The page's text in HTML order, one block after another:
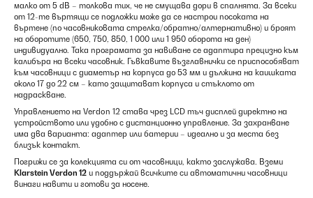
малко от 5 dB – толкова тих, че не смущава дори в спалнята. За всеки
от 12-те въртящи се подложки може да се настрои посоката на
въртене (по часовниковата стрелка/обратно/алтернативно) и броят
на оборотите (650, 750, 850, 1 000 или 1 950 оборота на ден)
индивидуално. Така програмата за навиване се адаптира прецизно към
калибъра на всеки часовник. Гъвкавите възглавнички се приспособяват
към часовници с диаметър на корпуса до 53 мм и дължина на каишката
около 17 до 22 см – като защитават корпуса и стъклото от
надраскване.
Управлението на Verdon 12 става чрез LCD тъч дисплей директно на
устройството или удобно с дистанционно управление. За захранване
има два варианта: адаптер или батерии – идеално и за места без
близък контакт.
Погрижи се за колекцията си от часовници, както заслужава. Вземи
Klarstein Verdon 12 и поддържай всичките си автоматични часовници
винаги навити и готови за носене.